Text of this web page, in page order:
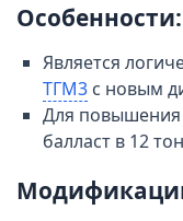
Особенности:
Является
ТГМ3 с новым
Для повышения
балласт в 12